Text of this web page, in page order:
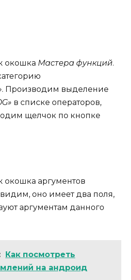
окошка Мастера функций.
. Производим выделение
в списке операторов,
щелчок по кнопке
окошка аргументов
видим, оно имеет два поля,
аргументам данного
Как посмотреть
на андроид